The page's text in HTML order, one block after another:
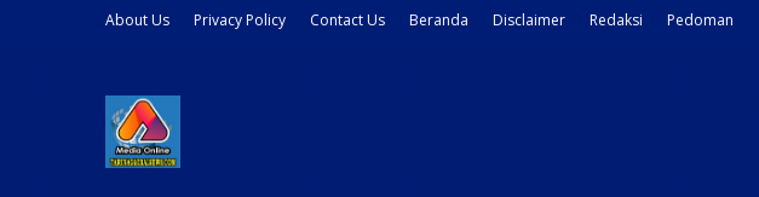
About Us Privacy Policy Contact Us Beranda Disclaimer Redaksi Pedoman